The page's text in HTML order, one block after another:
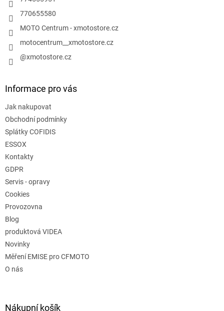
770655580
MOTO Centrum - xmotostore.cz
motocentrum__xmotostore.cz
@xmotostore.cz
Informace pro vás
Jak nakupovat
Obchodní podmínky
Splátky COFIDIS
ESSOX
Kontakty
GDPR
Servis - opravy
Cookies
Provozovna
Blog
produktová VIDEA
Novinky
Měření EMISE pro CFMOTO
O nás
Nákupní košík